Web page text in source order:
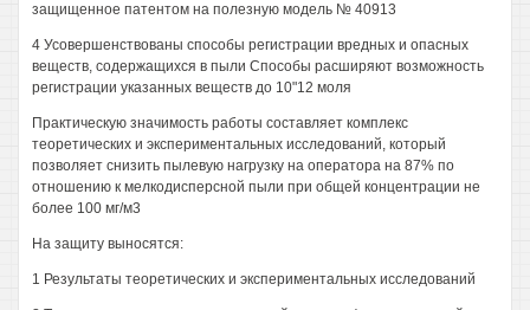
защищенное патентом на полезную модель № 40913
4 Усовершенствованы способы регистрации вредных и опасных
веществ, содержащихся в пыли Способы расширяют возможность
регистрации указанных веществ до 10"12 моля
Практическую значимость работы составляет комплекс
теоретических и экспериментальных исследований, который
позволяет снизить пылевую нагрузку на оператора на 87% по
отношению к мелкодисперсной пыли при общей концентрации не
более 100 мг/м3
На защиту выносятся:
1 Результаты теоретических и экспериментальных исследований